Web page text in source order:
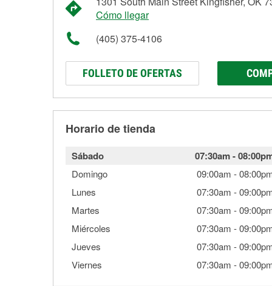
Cómo llegar
(405) 375-4106
FOLLETO DE OFERTAS
Horario de tienda
Sábado 07:30am-
Domingo 09:00am -
Lunes
07:30am -
Martes
07:30am -
Miércoles
07:30am -
Jueves
07:30am -
Viernes
07:30am -